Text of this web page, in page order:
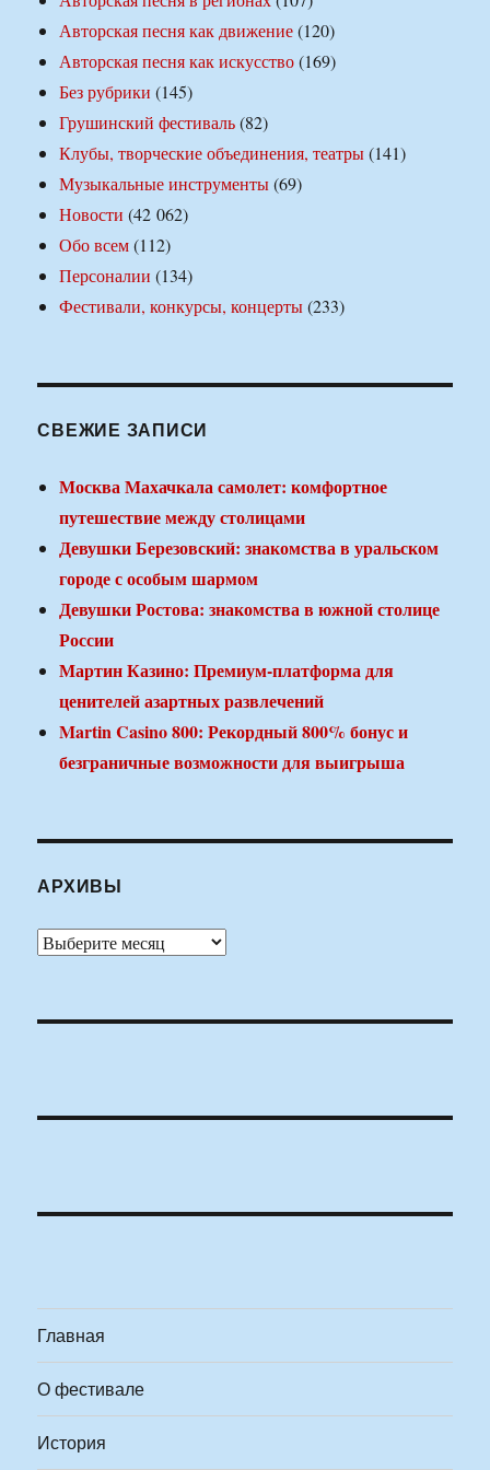
Авторская песня как движение(120)
Авторская песня как искусство(169)
Без рубрики (145)
Грушинский фестиваль(82)
Клубы, творческие объединения, театры(141)
Музыкальные инструменты(69)
Новости (42 062)
Обо всем(112)
Персоналии (134)
Фестивали, конкурсы, концерты(233)
СВЕЖИЕ ЗАПИСИ
Москва Махачкала самолет: комфортное
путешествие между столицами
Девушки Березовский: знакомства в уральском
городе с особым шармом
Девушки Ростова: знакомства в южной столице
России
Мартин Казино: Премиум-платформа для
ценителей азартных развлечений
Martin Casino 800: Рекордный 800% бонус и
безграничные возможности для выигрыша
АРХИВЫ
Архивы
Главная
О фестивале
История